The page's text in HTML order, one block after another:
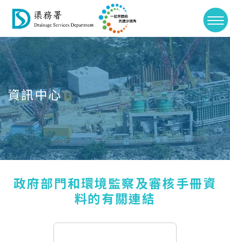
Skip
to
main
content
>
切
換
選
單
資訊中心
政府部門和環境監察及審核手冊資
料的有關連結